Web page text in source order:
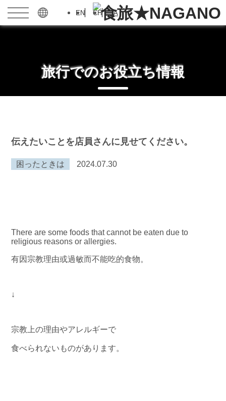
EN CH JA
旅行でのお役立ち情報
伝えたいことを店員さんに見せてください。
困ったときは 2024.07.30
There are some foods that cannot be eaten due to
religious reasons or allergies.
有因宗教理由或過敏而不能吃的食物。
↓
宗教上の理由やアレルギーで
食べられないものがあります。